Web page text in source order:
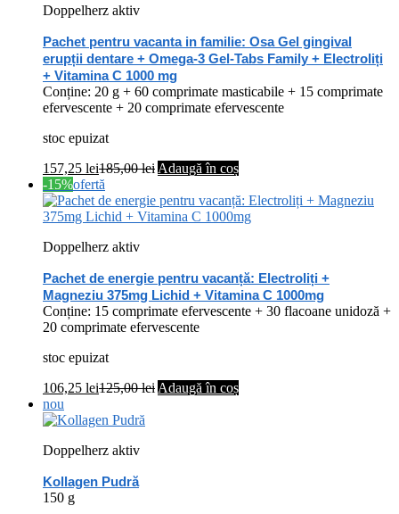
Doppelherz aktiv
Pachet pentru vacanta in familie: Osa Gel gingival
erupții dentare + Omega-3 Gel-Tabs Family + Electroliți
+ Vitamina C 1000 mg
Conține: 20 g + 60 comprimate masticabile + 15 comprimate
efervescente + 20 comprimate efervescente
stoc epuizat
157,25 lei185,00lei Adaugă în coș
-15%ofertă
Doppelherz aktiv
Pachet de energie pentru vacanță: Electroliți +
Magneziu 375mg Lichid + Vitamina C 1000mg
Conține: 15 comprimate efervescente + 30 flacoane unidoză +
20 comprimate efervescente
stoc epuizat
106,25 lei125,00lei Adaugă în coș
nou
Doppelherz aktiv
Kollagen Pudră
150 g